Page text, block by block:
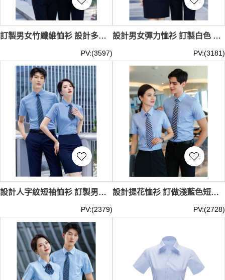
訂製男女竹纖維恤衫 設計多色短袖恤衫 員工制服 企業制服 職業裝 商業公司 聚酯纖維76.4% 竹漿纖維21.8% 氨綸1.8% 恤衫設計公司 MIZIQI698 SKR069
PV:(3597)
設計男女彈力恤衫 訂製白色 深灰色 霧藍色 霧紫色 薄荷綠短袖恤衫 職業恤衫 淨色恤衫 上班恤衫 聚酯纖維77.2% 粘纖25.2% 氨綸2.6% 恤衫設計公司 MIZIQI693 SKR068
PV:(3181)
設計人字紋短袖恤衫 訂製男士女士時尚經典領口 女士款式暗扣防走光 聚酯纖維47.1% 粘纖49.5% 氨綸3.4% 職業制服專門店 MIZIQI692 SKR067
PV:(2379)
設計提花恤衫 訂做淺藍色短袖恤衫 商業恤衫 男女修身恤衫 短袖恤衫制服公司 聚酯纖維76.4% 粘纖21.8% 氨綸1.8% MIZIQI691 SKR066
PV:(2728)